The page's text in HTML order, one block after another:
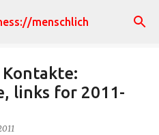
menschlich
Kontakte:
links for 2011-